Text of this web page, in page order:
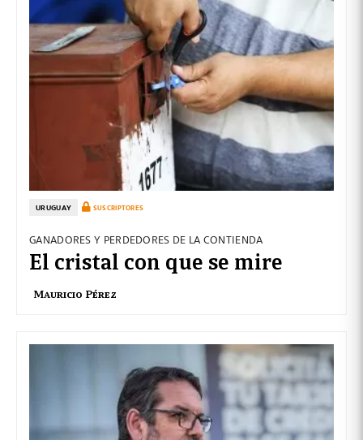
URUGUAY SUSCRIPTORES
GANADORES Y PERDEDORES DE LA CONTIENDA
El cristal con que se mire
Mauricio Pérez